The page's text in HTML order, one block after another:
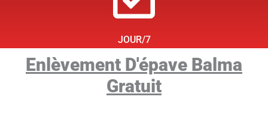
JOUR/7
Enlèvement D'épave Balma
Gratuit